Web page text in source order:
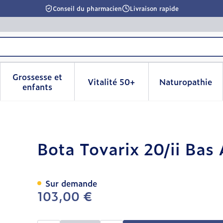
Conseil du pharmacien Livraison rapide
Beauté, soins et hygiène
sous-menu pour la catégorie Régime, alimentation &
Grossesse et
enfantsAfficher le sous-menu pour la catégorie
Vitalité 50+Afficher le sous-menu pour
Naturopathie
Afficher
Noir Medium
Bota Tovarix 20/ii
103,00 €
Sur demande